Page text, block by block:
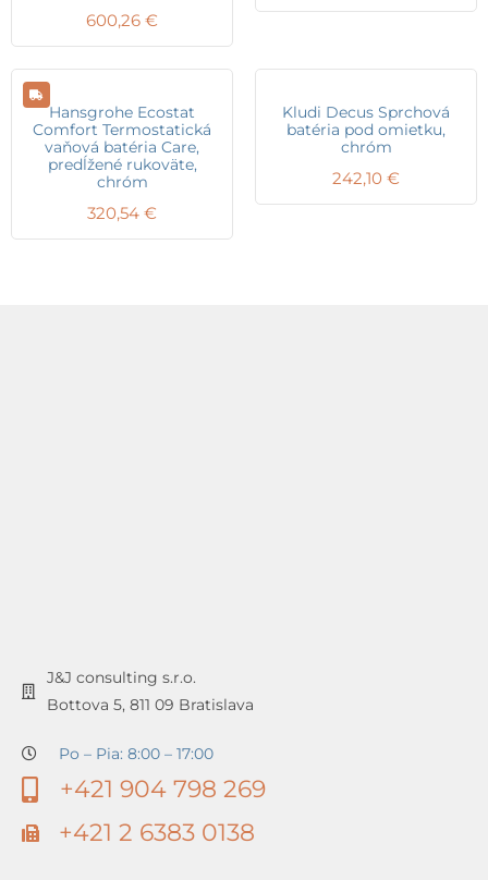
600,26 €
Hansgrohe Ecostat
Comfort Termostatická
vaňová batéria Care,
predĺžené rukoväte,
chróm
320,54 €
Kludi Decus Sprchová
batéria pod omietku,
chróm
242,10 €
J&J consulting s.r.o.
Bottova 5, 811 09 Bratislava
Po – Pia: 8:00 – 17:00
+421 904 798 269
+421 2 6383 0138